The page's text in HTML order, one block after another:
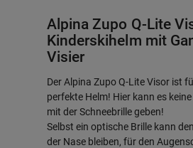
Alpina Zupo Q-Lite
Kinderskihelm mit
Visier
Der Alpina Zupo Q-Lite Visor ist
perfekte Helm! Hier kann es
mit der Schneebrille geben!
Selbst ein optische Brille kann
der Nase bleiben, für den